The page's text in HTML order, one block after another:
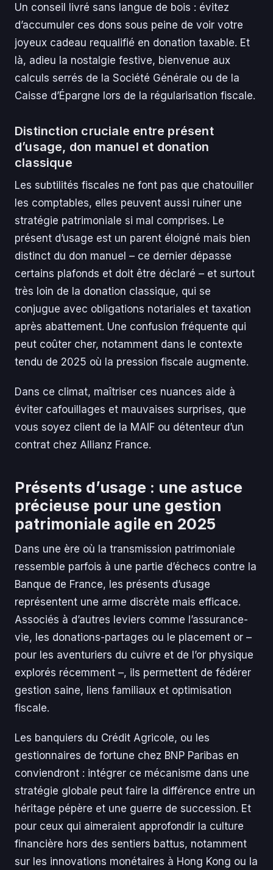
Un conseil livré sans langue de bois : évitez
d’accumuler ces dons sous peine de voir votre
joyeux cadeau requalifié en donation taxable. Et
là, adieu la nostalgie festive, bienvenue aux
calculs serrés de la Société Générale ou de la
Caisse d’Épargne lors de la régularisation fiscale.
Distinction cruciale entre présent
d’usage, don manuel et donation
classique
Les subtilités fiscales ne font pas que chatouiller
les comptables, elles peuvent aussi ruiner une
stratégie patrimoniale si mal comprises. Le
présent d’usage est un parent éloigné mais bien
distinct du don manuel – ce dernier dépasse
certains plafonds et doit être déclaré – et surtout
très loin de la donation classique, qui se
conjugue avec obligations notariales et taxation
après abattement. Une confusion fréquente qui
peut coûter cher, notamment dans le contexte
tendu de 2025 où la pression fiscale augmente.
Dans ce climat, maîtriser ces nuances aide à
éviter cafouillages et mauvaises surprises, que
vous soyez client de la MAIF ou détenteur d’un
contrat chez Allianz France.
Présents d’usage : une astuce
précieuse pour une gestion
patrimoniale agile en 2025
Dans une ère où la transmission patrimoniale
ressemble parfois à une partie d’échecs contre la
Banque de France, les présents d’usage
représentent une arme discrète mais efficace.
Associés à d’autres leviers comme l’assurance-
vie, les donations-partages ou le placement or –
pour les aventuriers du cuivre et de l’or physique
explorés récemment –, ils permettent de fédérer
gestion saine, liens familiaux et optimisation
fiscale.
Les banquiers du Crédit Agricole, ou les
gestionnaires de fortune chez BNP Paribas en
conviendront : intégrer ce mécanisme dans une
stratégie globale peut faire la différence entre un
héritage pépère et une guerre de succession. Et
pour ceux qui aimeraient approfondir la culture
financière hors des sentiers battus, notamment
sur les innovations monétaires à Hong Kong ou la